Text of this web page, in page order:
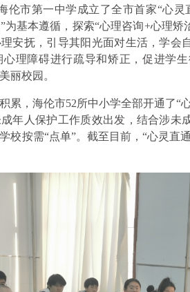
伦市第一中学成立了全市首家“心灵
为基本遵循，探索“心理咨询+心理
安抚，引导其阳光面对生活，学会
理障碍进行疏导和矫正，促进学
丽校园。
累，海伦市52所中小学全部开通了“
年人保护工作质效出发，结合涉未
校按需“点单”。截至目前，“心灵直